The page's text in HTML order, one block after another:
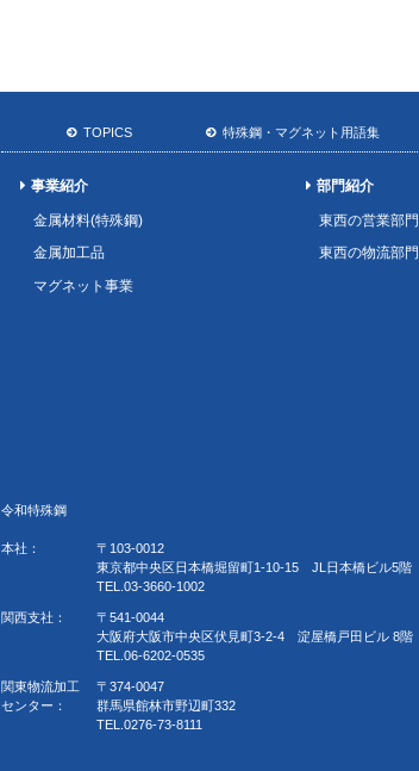
TOPICS 特殊鋼・マグネット用語集
事業紹介
金属材料(特殊鋼)
金属加工品
マグネット事業
部門紹介
東西の営業部門
東西の物流部門
令和特殊鋼
本社：
〒103-0012
東京都中央区日本橋堀留町1-10-15 JL日本橋ビル5階
TEL.03-3660-1002
関西支社：
〒541-0044
大阪府大阪市中央区伏見町3-2-4 淀屋橋戸田ビル 8階
TEL.06-6202-0535
関東物流加工
センター：
〒374-0047
群馬県館林市野辺町332
TEL.0276-73-8111